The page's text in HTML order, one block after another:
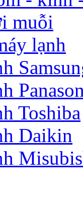
muỗi
lạnh
Toshiba
Daikin